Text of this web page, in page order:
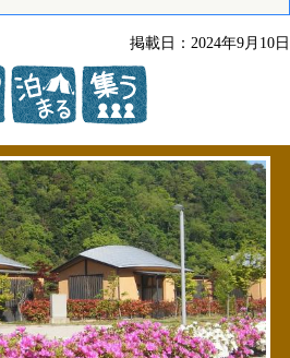
掲載日：2024年9月10日